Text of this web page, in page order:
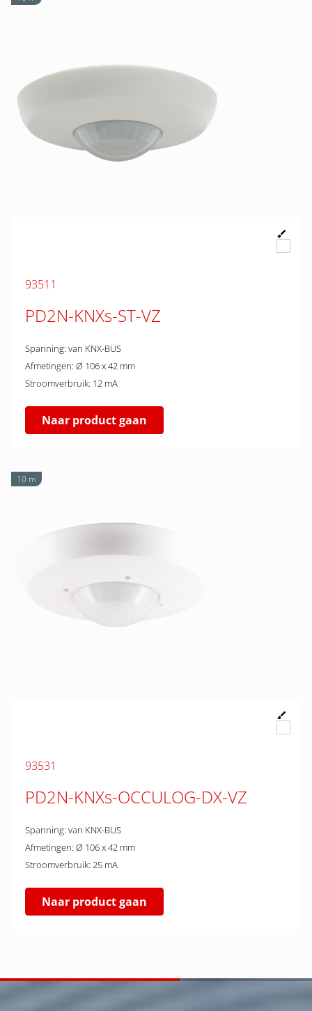
93511
PD2N-KNXs-ST-VZ
Spanning: van KNX-BUS
Afmetingen: Ø 106 x 42 mm
Stroomverbruik: 12 mA
Naar product gaan
10 m
93531
PD2N-KNXs-OCCULOG-DX-VZ
Spanning: van KNX-BUS
Afmetingen: Ø 106 x 42 mm
Stroomverbruik: 25 mA
Naar product gaan